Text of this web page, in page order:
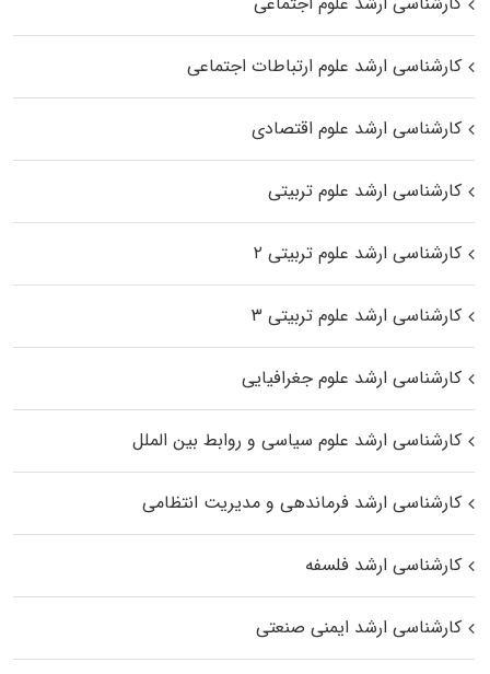
کارشناسی ارشد علوم ارتباطات اجتماعی
کارشناسی ارشد علوم اقتصادی
کارشناسی ارشد علوم تربیتی
کارشناسی ارشد علوم تربیتی ۲
کارشناسی ارشد علوم تربیتی ۳
کارشناسی ارشد علوم جغرافیایی
کارشناسی ارشد علوم سیاسی و روابط بین الملل
کارشناسی ارشد فرماندهی و مدیریت انتظامی
کارشناسی ارشد فلسفه
کارشناسی ارشد ایمنی صنعتی